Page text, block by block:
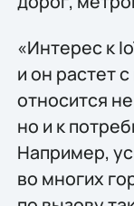
«Интерес к
и он растет
относится
но и к
Например,
во многих